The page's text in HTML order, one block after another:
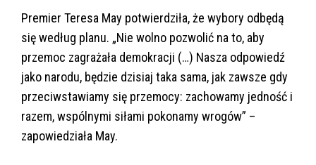
Premier Teresa May potwierdziła, że wybory odbędą
się według planu. „Nie wolno pozwolić na to, aby
przemoc zagrażała demokracji (…) Nasza odpowiedź
jako narodu, będzie dzisiaj taka sama, jak zawsze gdy
przeciwstawiamy się przemocy: zachowamy jedność i
razem, wspólnymi siłami pokonamy wrogów” –
zapowiedziała May.